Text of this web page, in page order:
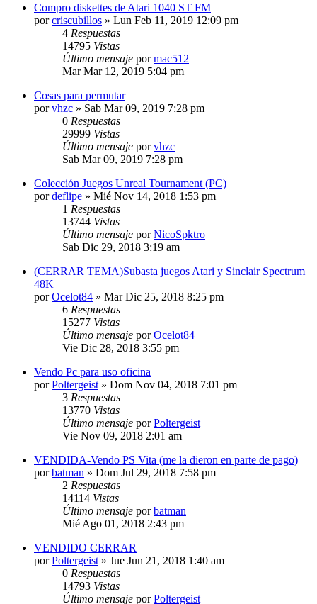
Compro diskettes de Atari 1040 ST FM
porcriscubillos » Lun Feb 11, 2019 12:09 pm
4 Respuestas
14795 Vistas
Último mensaje pormac512
Mar Mar 12, 2019 5:04 pm
Cosas para permutar
porvhzc » Sab Mar 09, 2019 7:28 pm
0 Respuestas
29999 Vistas
Último mensaje porvhzc
Sab Mar 09, 2019 7:28 pm
Colección Juegos Unreal Tournament (PC)
pordeflipe » Mié Nov 14, 2018 1:53 pm
1 Respuestas
13744 Vistas
Último mensaje porNicoSpktro
Sab Dic 29, 2018 3:19 am
(CERRAR TEMA)Subasta juegos Atari y Sinclair Spectrum
48K
porOcelot84 » Mar Dic 25, 2018 8:25 pm
6 Respuestas
15277 Vistas
Último mensaje porOcelot84
Vie Dic 28, 2018 3:55 pm
Vendo Pc para uso oficina
porPoltergeist » Dom Nov 04, 2018 7:01 pm
3 Respuestas
13770 Vistas
Último mensaje porPoltergeist
Vie Nov 09, 2018 2:01 am
VENDIDA-Vendo PS Vita (me la dieron en parte de pago)
porbatman » Dom Jul 29, 2018 7:58 pm
2 Respuestas
14114 Vistas
Último mensaje porbatman
Mié Ago 01, 2018 2:43 pm
VENDIDO CERRAR
porPoltergeist » Jue Jun 21, 2018 1:40 am
0 Respuestas
14793 Vistas
Último mensaje porPoltergeist